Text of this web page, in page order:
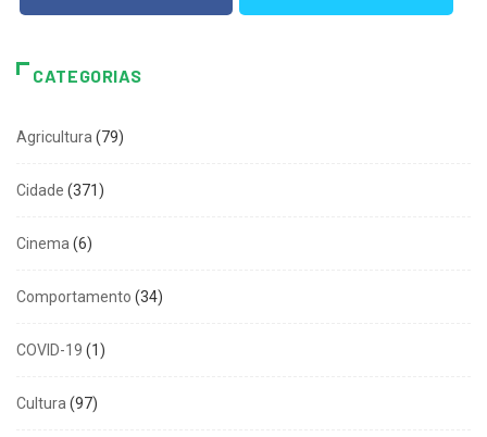
CATEGORIAS
Agricultura(79)
Cidade (371)
Cinema(6)
Comportamento (34)
COVID-19 (1)
Cultura(97)